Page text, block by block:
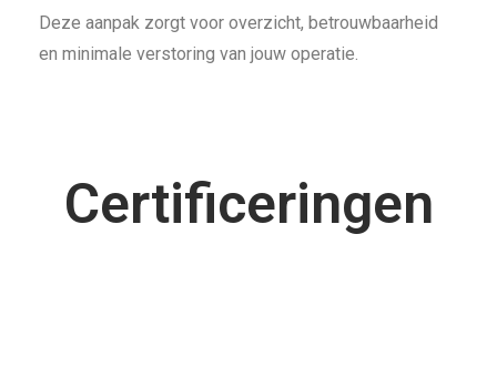
Deze aanpak zorgt voor overzicht, betrouwbaarheid
en minimale verstoring van jouw operatie.
Certificeringen